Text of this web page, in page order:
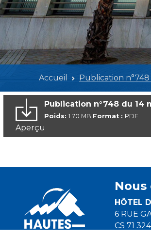
Accueil Publication
Publication n°748 du 14
Poids: 1.70 MB Format : PDF
Aperçu
HÔTEL
6 RUE
CS 71 324